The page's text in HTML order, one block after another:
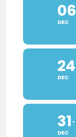
06
DEC
24
DEC
31
DEC